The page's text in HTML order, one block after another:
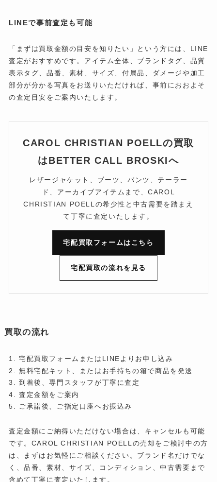
LINEで事前査定も可能
「まずは買取金額の目安を知りたい」という方には、LINE
査定がおすすめです。アイテム全体、ブランドタグ、品質
表示タグ、品番、素材、サイズ、付属品、ダメージや加工
部分が分かる写真をお送りいただければ、事前におおよそ
の査定目安をご案内いたします。
CAROL CHRISTIAN POELLの買取
はBETTER CALL BROSKIへ
レザージャケット、ブーツ、パンツ、テーラー
ド、アーカイブアイテムまで、CAROL
CHRISTIAN POELLの希少性と中古需要を踏まえ
て丁寧に査定いたします。
宅配買取フォームはこちら
宅配買取の流れを見る
買取の流れ
宅配買取フォームまたはLINEよりお申し込み
無料宅配キット、またはお手持ちの箱で商品を発送
到着後、専門スタッフが丁寧に査定
査定金額をご案内
ご承諾後、ご指定口座へお振込み
査定金額にご納得いただけない場合は、キャンセルも可能
です。CAROL CHRISTIAN POELLの売却をご検討中の方
は、まずはお気軽にご相談ください。ブランド名だけでな
く、品番、素材、サイズ、コンディション、中古需要まで
含めて丁寧に査定いたします。